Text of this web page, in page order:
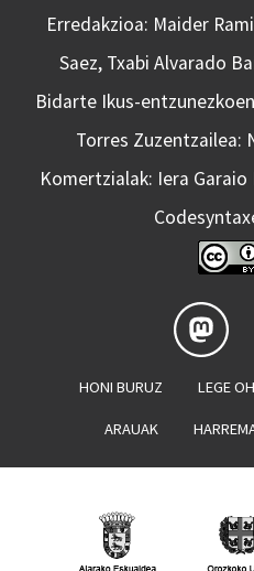
Erredakzioa: Maider
Saez, Txabi Alvarado
Bidarte Ikus-
Torres Zuzentzailea:
Komertzialak: Iera
HONI BURUZ LEGE
ARAUAK